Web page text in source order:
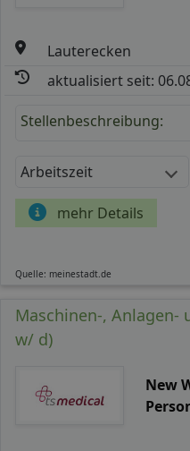
Lauterecken
aktualisiert seit:
Stellenbeschreibung:
Arbeitszeit
mehr Details
Quelle: meinestadt.de
Maschinen-,
w/ d)
New